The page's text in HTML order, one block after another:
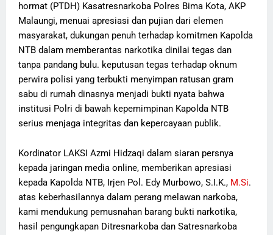
hormat (PTDH) Kasatresnarkoba Polres Bima Kota, AKP
Malaungi, menuai apresiasi dan pujian dari elemen
masyarakat, dukungan penuh terhadap komitmen Kapolda
NTB dalam memberantas narkotika dinilai tegas dan
tanpa pandang bulu. keputusan tegas terhadap oknum
perwira polisi yang terbukti menyimpan ratusan gram
sabu di rumah dinasnya menjadi bukti nyata bahwa
institusi Polri di bawah kepemimpinan Kapolda NTB
serius menjaga integritas dan kepercayaan publik.
Kordinator LAKSI Azmi Hidzaqi dalam siaran persnya
kepada jaringan media online, memberikan apresiasi
kepada Kapolda NTB, Irjen Pol. Edy Murbowo, S.I.K., M.Si.
atas keberhasilannya dalam perang melawan narkoba,
kami mendukung pemusnahan barang bukti narkotika,
hasil pengungkapan Ditresnarkoba dan Satresnarkoba